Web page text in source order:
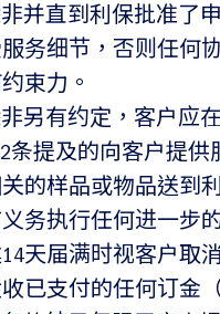
直到利保批准了申
务细节，否则任何
束力。
有约定，客户应
条提及的向客户提供
的样品或物品送到
务执行任何进一步
天届满时视客户取
已支付的任何订金